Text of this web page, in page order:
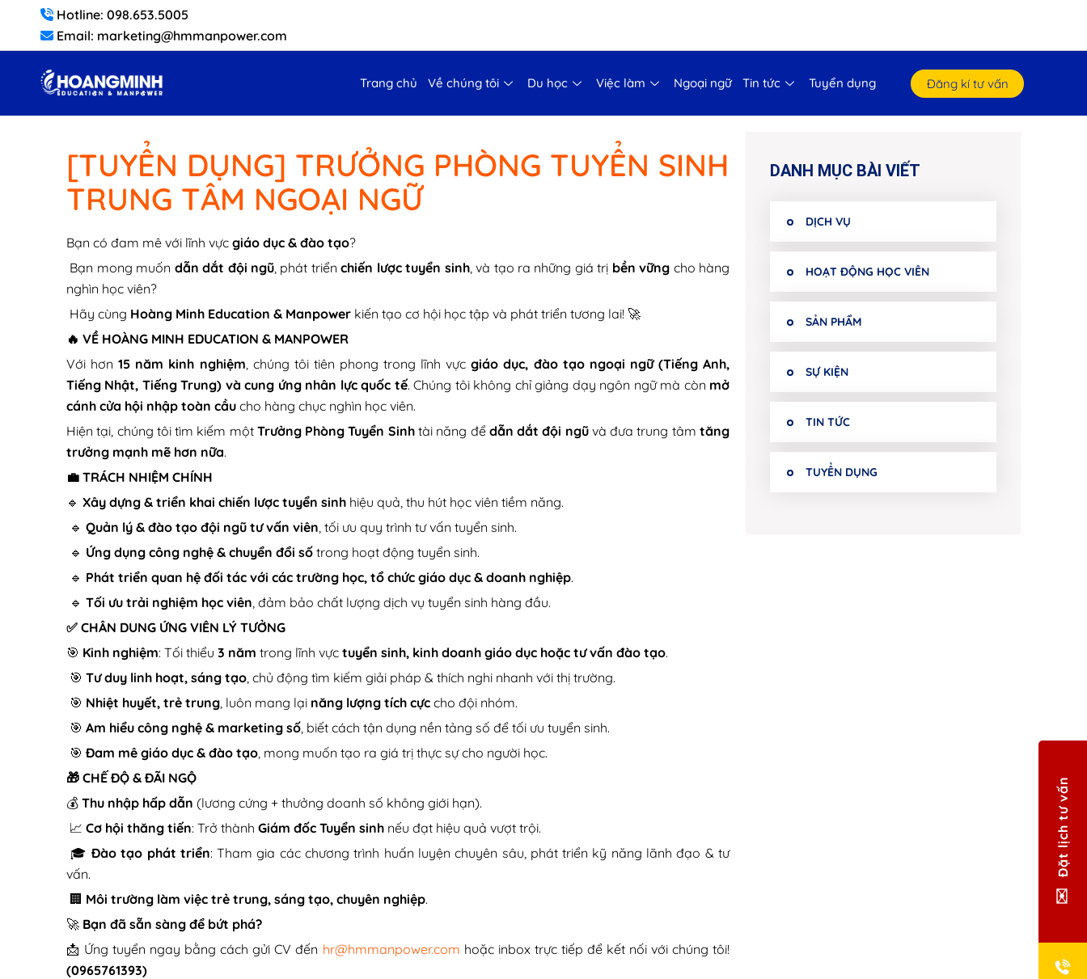
Hotline: 098.653.5005
Email: marketing@hmmanpower.com
Trang chủ Về chúng tôi Du học Việc làm Ngoại ngữ Tin tức Tuyển dụng Đăng kí tư vấn
[TUYỂN DỤNG] TRƯỞNG PHÒNG TUYỂN SINH
TRUNG TÂM NGOẠI NGỮ
Bạn có đam mê với lĩnh vực giáo dục & đào tạo?
Bạn mong muốn dẫn dắt đội ngũ, phát triểnchiến lược tuyển sinh, và tạo ra những giá trị bền vững cho hàng
nghìn học viên?
Hãy cùng Hoàng Minh Education & Manpower kiến tạo cơ hội học tập và phát triển tương lai! 🚀
🔥 VỀ HOÀNG MINH EDUCATION & MANPOWER
Với hơn15 năm kinh nghiệm, chúng tôi tiên phong trong lĩnh vựcgiáo dục, đào tạo ngoại ngữ (Tiếng Anh,
Tiếng Nhật, Tiếng Trung) và cung ứng nhân lực quốc tế. Chúng tôi không chỉ giảng dạy ngôn ngữ mà còn mở
cánh cửa hội nhập toàn cầu cho hàng chục nghìn học viên.
Hiện tại, chúng tôi tìm kiếm một Trưởng Phòng Tuyển Sinhtài năng để dẫn dắt đội ngũvà đưa trung tâmtăng
trưởng mạnh mẽ hơn nữa.
💼 TRÁCH NHIỆM CHÍNH
🔹 Xây dựng & triển khai chiến lược tuyển sinh hiệu quả, thu hút học viên tiềm năng.
🔹 Quản lý & đào tạo đội ngũ tư vấn viên, tối ưu quy trình tư vấn tuyển sinh.
🔹 Ứng dụng công nghệ & chuyển đổi số trong hoạt động tuyển sinh.
🔹 Phát triển quan hệ đối tác với các trường học, tổ chức giáo dục & doanh nghiệp.
🔹 Tối ưu trải nghiệm học viên, đảm bảo chất lượng dịch vụ tuyển sinh hàng đầu.
✅ CHÂN DUNG ỨNG VIÊN LÝ TƯỞNG
🎯 Kinh nghiệm: Tối thiểu 3 năm trong lĩnh vực tuyển sinh, kinh doanh giáo dục hoặc tư vấn đào tạo.
🎯 Tư duy linh hoạt, sáng tạo, chủ động tìm kiếm giải pháp & thích nghi nhanh với thị trường.
🎯 Nhiệt huyết, trẻ trung, luôn mang lại năng lượng tích cực cho đội nhóm.
🎯 Am hiểu công nghệ & marketing số, biết cách tận dụng nền tảng số để tối ưu tuyển sinh.
🎯 Đam mê giáo dục & đào tạo, mong muốn tạo ra giá trị thực sự cho người học.
🎁 CHẾ ĐỘ & ĐÃI NGỘ
💰 Thu nhập hấp dẫn (lương cứng + thưởng doanh số không giới hạn).
📈 Cơ hội thăng tiến: Trở thành Giám đốc Tuyển sinh nếu đạt hiệu quả vượt trội.
🎓 Đào tạo phát triển: Tham gia các chương trình huấn luyện chuyên sâu, phát triển kỹ năng lãnh đạo & tư
vấn.
🏢 Môi trường làm việc trẻ trung, sáng tạo, chuyên nghiệp.
🚀 Bạn đã sẵn sàng để bứt phá?
📩 Ứng tuyển ngay bằng cách gửi CV đến hr@hmmanpower.com hoặc inbox trực tiếp để kết nối với chúng tôi!
(0965761393)
DANH MỤC BÀI VIẾT
DỊCH VỤ
HOẠT ĐỘNG HỌC VIÊN
SẢN PHẨM
SỰ KIỆN
TIN TỨC
TUYỂN DỤNG
Đặt lịch tư vấn